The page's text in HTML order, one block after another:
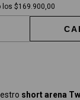
los $169.900,00
short arena